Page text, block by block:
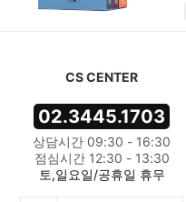
CS CENTER
02.3445.1703
상담시간 09:30 - 16:30
점심시간 12:30 - 13:30
토,일요일/공휴일 휴무